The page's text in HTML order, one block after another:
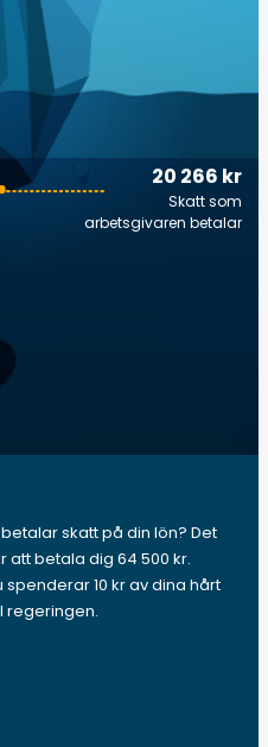
20 266 kr
Skatt som
arbetsgivaren betalar
skatt på din lön? Det
att betala dig 64 500 kr.
10 kr av dina hårt
regeringen.